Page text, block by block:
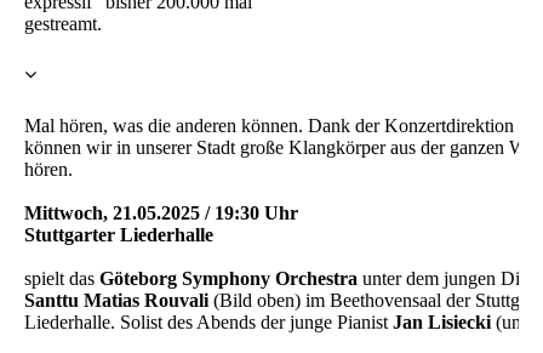
gestreamt.
Mal hören, was die anderen können. Dank der Konzertdirektion
können wir in unserer Stadt große Klangkörper aus der ganzen Welt
hören.
Mittwoch, 21.05.2025 / 19:30 Uhr
Stuttgarter Liederhalle
spielt das Göteborg Symphony Orchestra unter dem jungen
Santtu Matias Rouvali (Bild oben) im Beethovensaal der
Liederhalle. Solist des Abends der junge Pianist Jan Lisiecki